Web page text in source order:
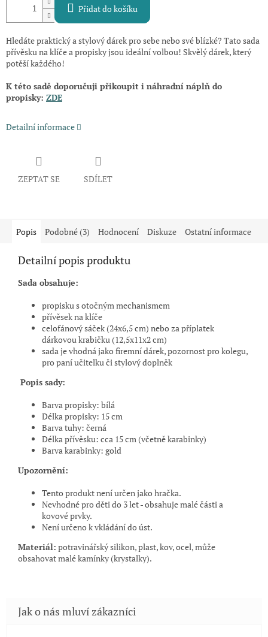
Přidat do košíku
Hledáte praktický a stylový dárek pro sebe nebo své blízké? Tato sada
přívěsku na klíče a propisky jsou ideální volbou! Skvělý dárek, který
potěší každého!
K této sadě doporučuji přikoupit i náhradní náplň do
propisky: ZDE
Detailní informace
ZEPTAT SE SDÍLET
Popis Podobné (3) Hodnocení Diskuze Ostatní informace
Detailní popis produktu
Sada obsahuje:
propisku s otočným mechanismem
přívěsek na klíče
celofánový sáček (24x6,5 cm) nebo za příplatek
dárkovou krabičku (12,5x11x2 cm)
sada je vhodná jako firemní dárek, pozornost pro kolegu,
pro paní učitelku či stylový doplněk
Popis sady:
Barva propisky: bílá
Délka propisky: 15 cm
Barva tuhy: černá
Délka přívěsku: cca 15 cm (včetně karabinky)
Barva karabinky: gold
Upozornění:
Tento produkt není určen jako hračka.
Nevhodné pro děti do 3 let - obsahuje malé části a
kovové prvky.
Není určeno k vkládání do úst.
Materiál: potravinářský silikon, plast, kov, ocel, může
obsahovat malé kamínky (krystalky).